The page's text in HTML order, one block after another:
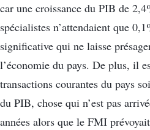
car une croissance du PIB de
spécialistes n’attendaient que
significative qui ne laisse
l’économie du pays. De plus, il
transactions courantes du pays
du PIB, chose qui n’est pas
années alors que le FMI